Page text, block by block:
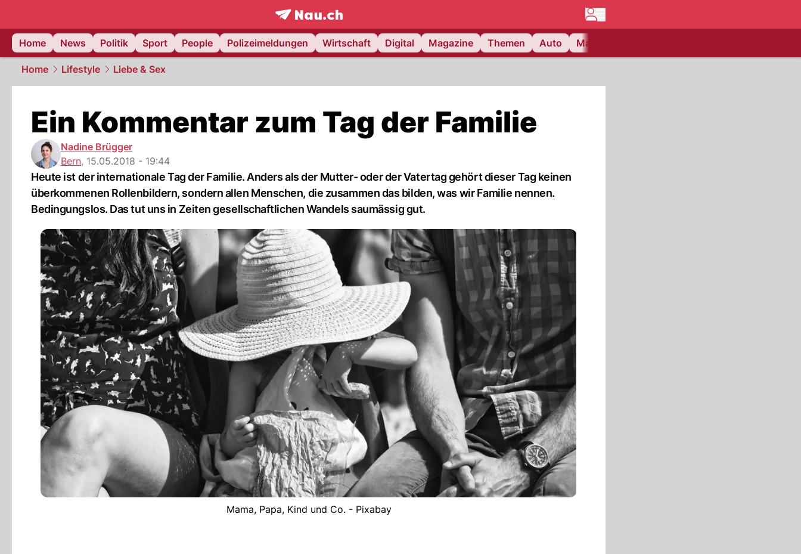
frontpage.NAU.ch
Home
News Politik Sport People Polizeimeldungen Wirtschaft Digital Magazine Themen Auto Matchcenter
Home Lifestyle Liebe & Sex
Ein Kommentar zum Tag der Familie
Nadine Brügger
Bern, 15.05.2018 - 19:44
Heute ist der internationale Tag der Familie. Anders als der Mutter- oder der Vatertag gehört dieser Tag keinen
überkommenen Rollenbildern, sondern allen Menschen, die zusammen das bilden, was wir Familie nennen.
Bedingungslos. Das tut uns in Zeiten gesellschaftlichen Wandels saumässig gut.
Mama, Papa, Kind und Co. - Pixabay